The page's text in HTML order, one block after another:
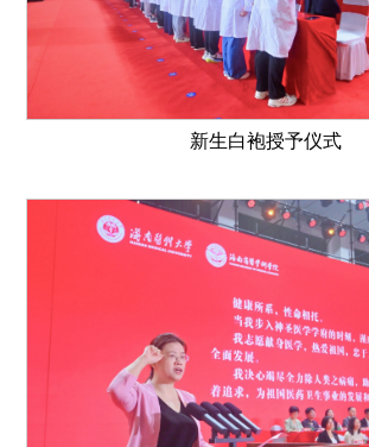
新生白袍授予仪式